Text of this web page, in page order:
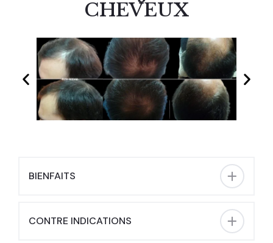
CHEVEUX
BIENFAITS
CONTRE INDICATIONS